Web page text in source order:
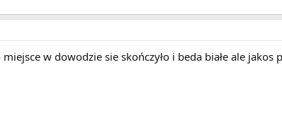
w dowodzie sie skończyło i beda białe ale jakos